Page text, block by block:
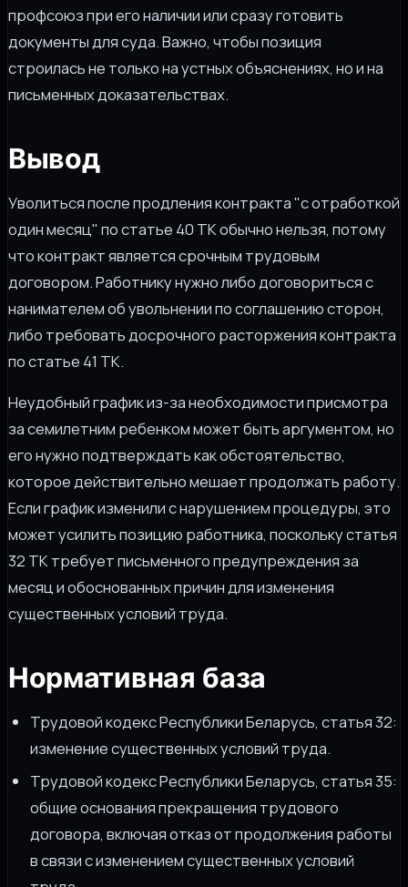
профсоюз при его наличии или сразу готовить
документы для суда. Важно, чтобы позиция
строилась не только на устных объяснениях, но и на
письменных доказательствах.
Вывод
Уволиться после продления контракта "с отработкой
один месяц" по статье 40 ТК обычно нельзя, потому
что контракт является срочным трудовым
договором. Работнику нужно либо договориться с
нанимателем об увольнении по соглашению сторон,
либо требовать досрочного расторжения контракта
по статье 41 ТК.
Неудобный график из-за необходимости присмотра
за семилетним ребенком может быть аргументом, но
его нужно подтверждать как обстоятельство,
которое действительно мешает продолжать работу.
Если график изменили с нарушением процедуры, это
может усилить позицию работника, поскольку статья
32 ТК требует письменного предупреждения за
месяц и обоснованных причин для изменения
существенных условий труда.
Нормативная база
Трудовой кодекс Республики Беларусь, статья 32:
изменение существенных условий труда.
Трудовой кодекс Республики Беларусь, статья 35:
общие основания прекращения трудового
договора, включая отказ от продолжения работы
в связи с изменением существенных условий